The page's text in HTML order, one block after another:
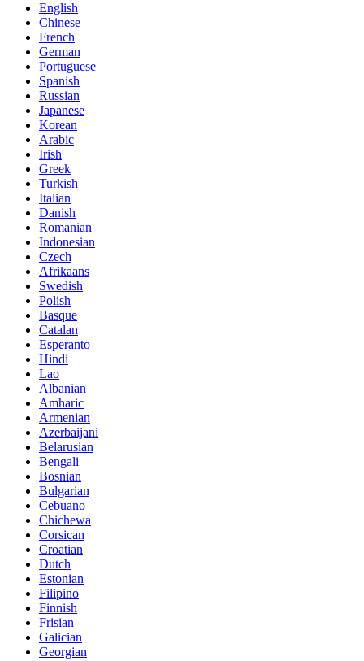
English
Chinese
French
German
Portuguese
Spanish
Russian
Japanese
Korean
Arabic
Irish
Greek
Turkish
Italian
Danish
Romanian
Indonesian
Czech
Afrikaans
Swedish
Polish
Basque
Catalan
Esperanto
Hindi
Lao
Albanian
Amharic
Armenian
Azerbaijani
Belarusian
Bengali
Bosnian
Bulgarian
Cebuano
Chichewa
Corsican
Croatian
Dutch
Estonian
Filipino
Finnish
Frisian
Galician
Georgian